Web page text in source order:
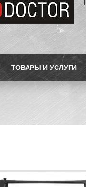
ТОВАРЫ И УСЛУГИ